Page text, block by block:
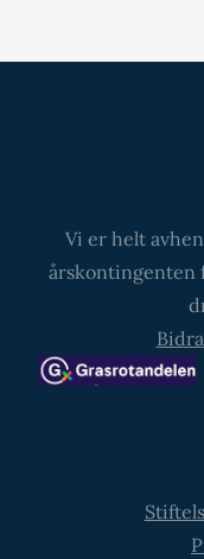
Vi er helt
årskontingenten